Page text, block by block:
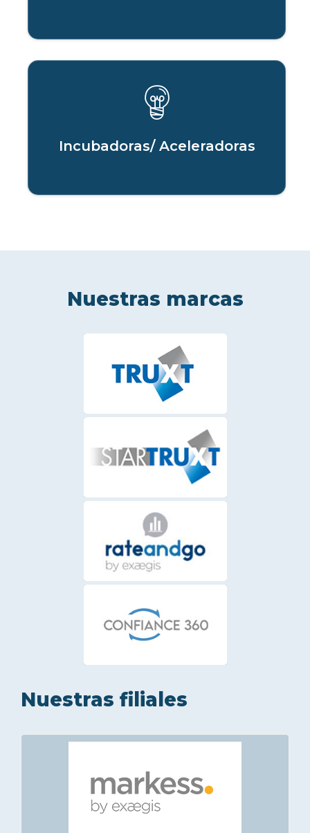
Incubadoras/ Aceleradoras
Nuestras marcas
Nuestras filiales